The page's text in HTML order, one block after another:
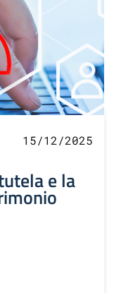
15/12/2025
e la